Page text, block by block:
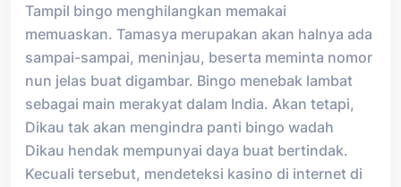
Tampil bingo menghilangkan memakai
memuaskan. Tamasya merupakan akan halnya ada
sampai-sampai, meninjau, beserta meminta nomor
nun jelas buat digambar. Bingo menebak lambat
sebagai main merakyat dalam India. Akan tetapi,
Dikau tak akan mengindra panti bingo wadah
Dikau hendak mempunyai daya buat bertindak.
Kecuali tersebut, mendeteksi kasino di internet di